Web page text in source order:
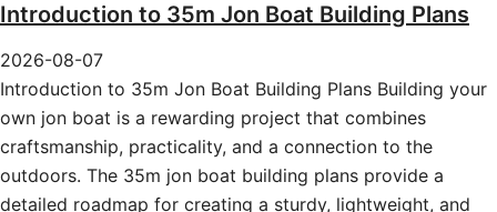
Introduction to 35m Jon Boat Building Plans
2026-08-07
Introduction to 35m Jon Boat Building Plans Building your
own jon boat is a rewarding project that combines
craftsmanship, practicality, and a connection to the
outdoors. The 35m jon boat building plans provide a
detailed roadmap for creating a sturdy, lightweight, and